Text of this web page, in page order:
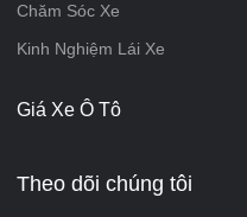
Chăm Sóc Xe
Kinh Nghiệm Lái Xe
Giá Xe Ô Tô
Theo dõi chúng tôi